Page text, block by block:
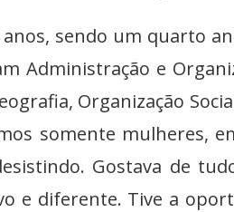
sendo um quarto
Administração e
Organização
somente mulheres,
Gostava de
e diferente. Tive a